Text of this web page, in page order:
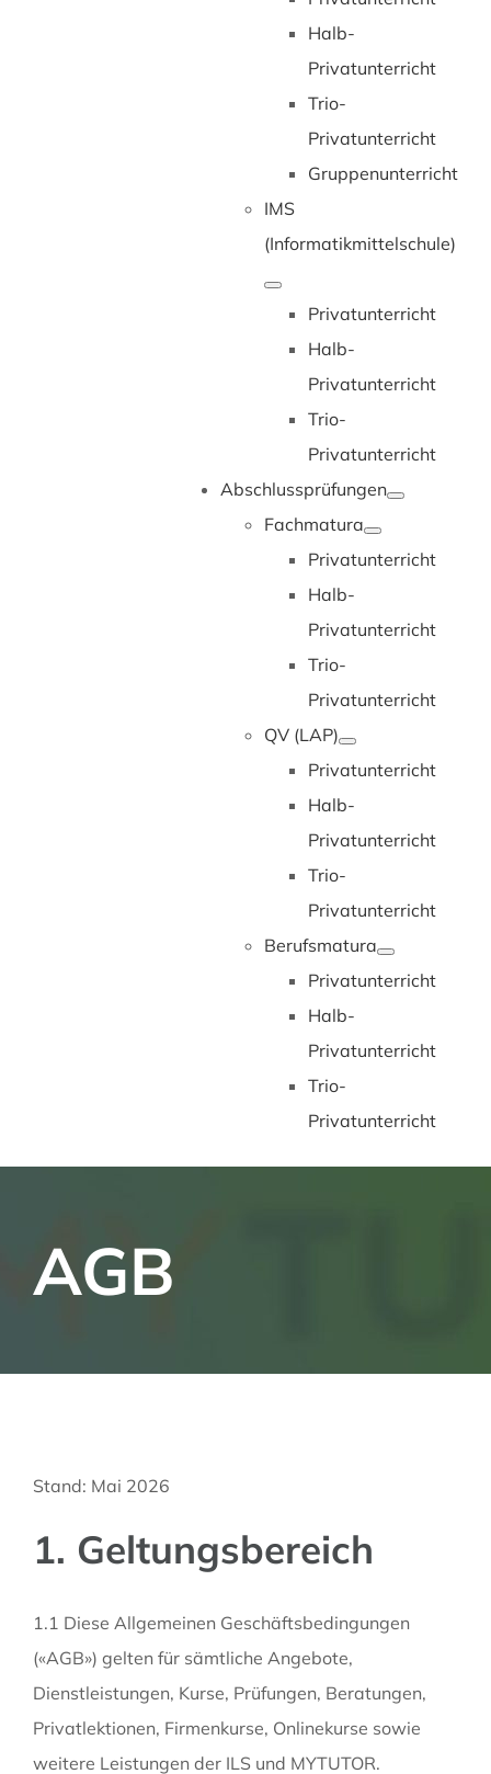
Halb-
Privatunterricht
Trio-
Privatunterricht
Gruppenunterricht
IMS
(Informatikmittelschule)
Privatunterricht
Halb-
Privatunterricht
Trio-
Privatunterricht
Abschlussprüfungen
Fachmatura
Privatunterricht
Halb-
Privatunterricht
Trio-
Privatunterricht
QV (LAP)
Privatunterricht
Halb-
Privatunterricht
Trio-
Privatunterricht
Berufsmatura
Privatunterricht
Halb-
Privatunterricht
Trio-
Privatunterricht
AGB
Stand: Mai 2026
1. Geltungsbereich
1.1 Diese Allgemeinen Geschäftsbedingungen
(«AGB») gelten für sämtliche Angebote,
Dienstleistungen, Kurse, Prüfungen, Beratungen,
Privatlektionen, Firmenkurse, Onlinekurse sowie
weitere Leistungen der ILS und MYTUTOR.